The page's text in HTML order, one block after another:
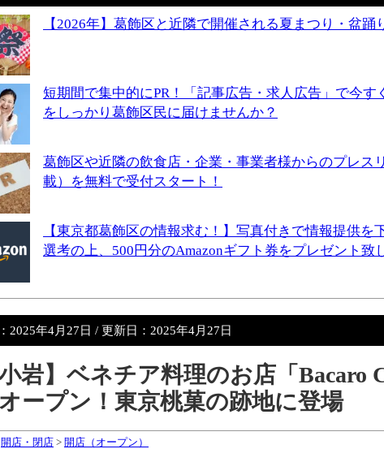
【2026年】葛飾区と近隣で開催される夏まつり・盆踊
短期間で集中的にPR！「記事広告・求人広告」で今す
をしっかり葛飾区民に届けませんか？
葛飾区や近隣の飲食店・企業・事業者様からのプレス
載）を無料で受付スタート！
【東京都葛飾区の情報求む！】写真付きで情報提供を
選考の上、500円分のAmazonギフト券をプレゼント致
2025年4月27日 / 更新日： 2025年4月27日
小岩】ベネチア料理のお店「Bacaro
ープン！東京桃菓の跡地に登場
開店・閉店 > 開店（オープン）